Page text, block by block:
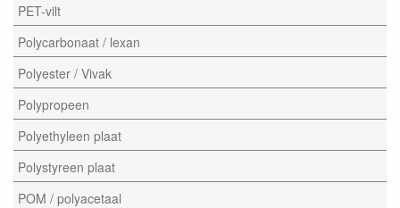
PET-vilt
Polycarbonaat / lexan
Polyester / Vivak
Polypropeen
Polyethyleen plaat
Polystyreen plaat
POM / polyacetaal